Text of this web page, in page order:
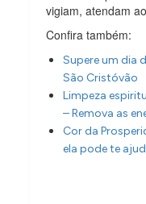
vigiam, atendam
Confira também:
Supere um dia
São Cristóvão
Limpeza
– Remova as
Cor da
ela pode te